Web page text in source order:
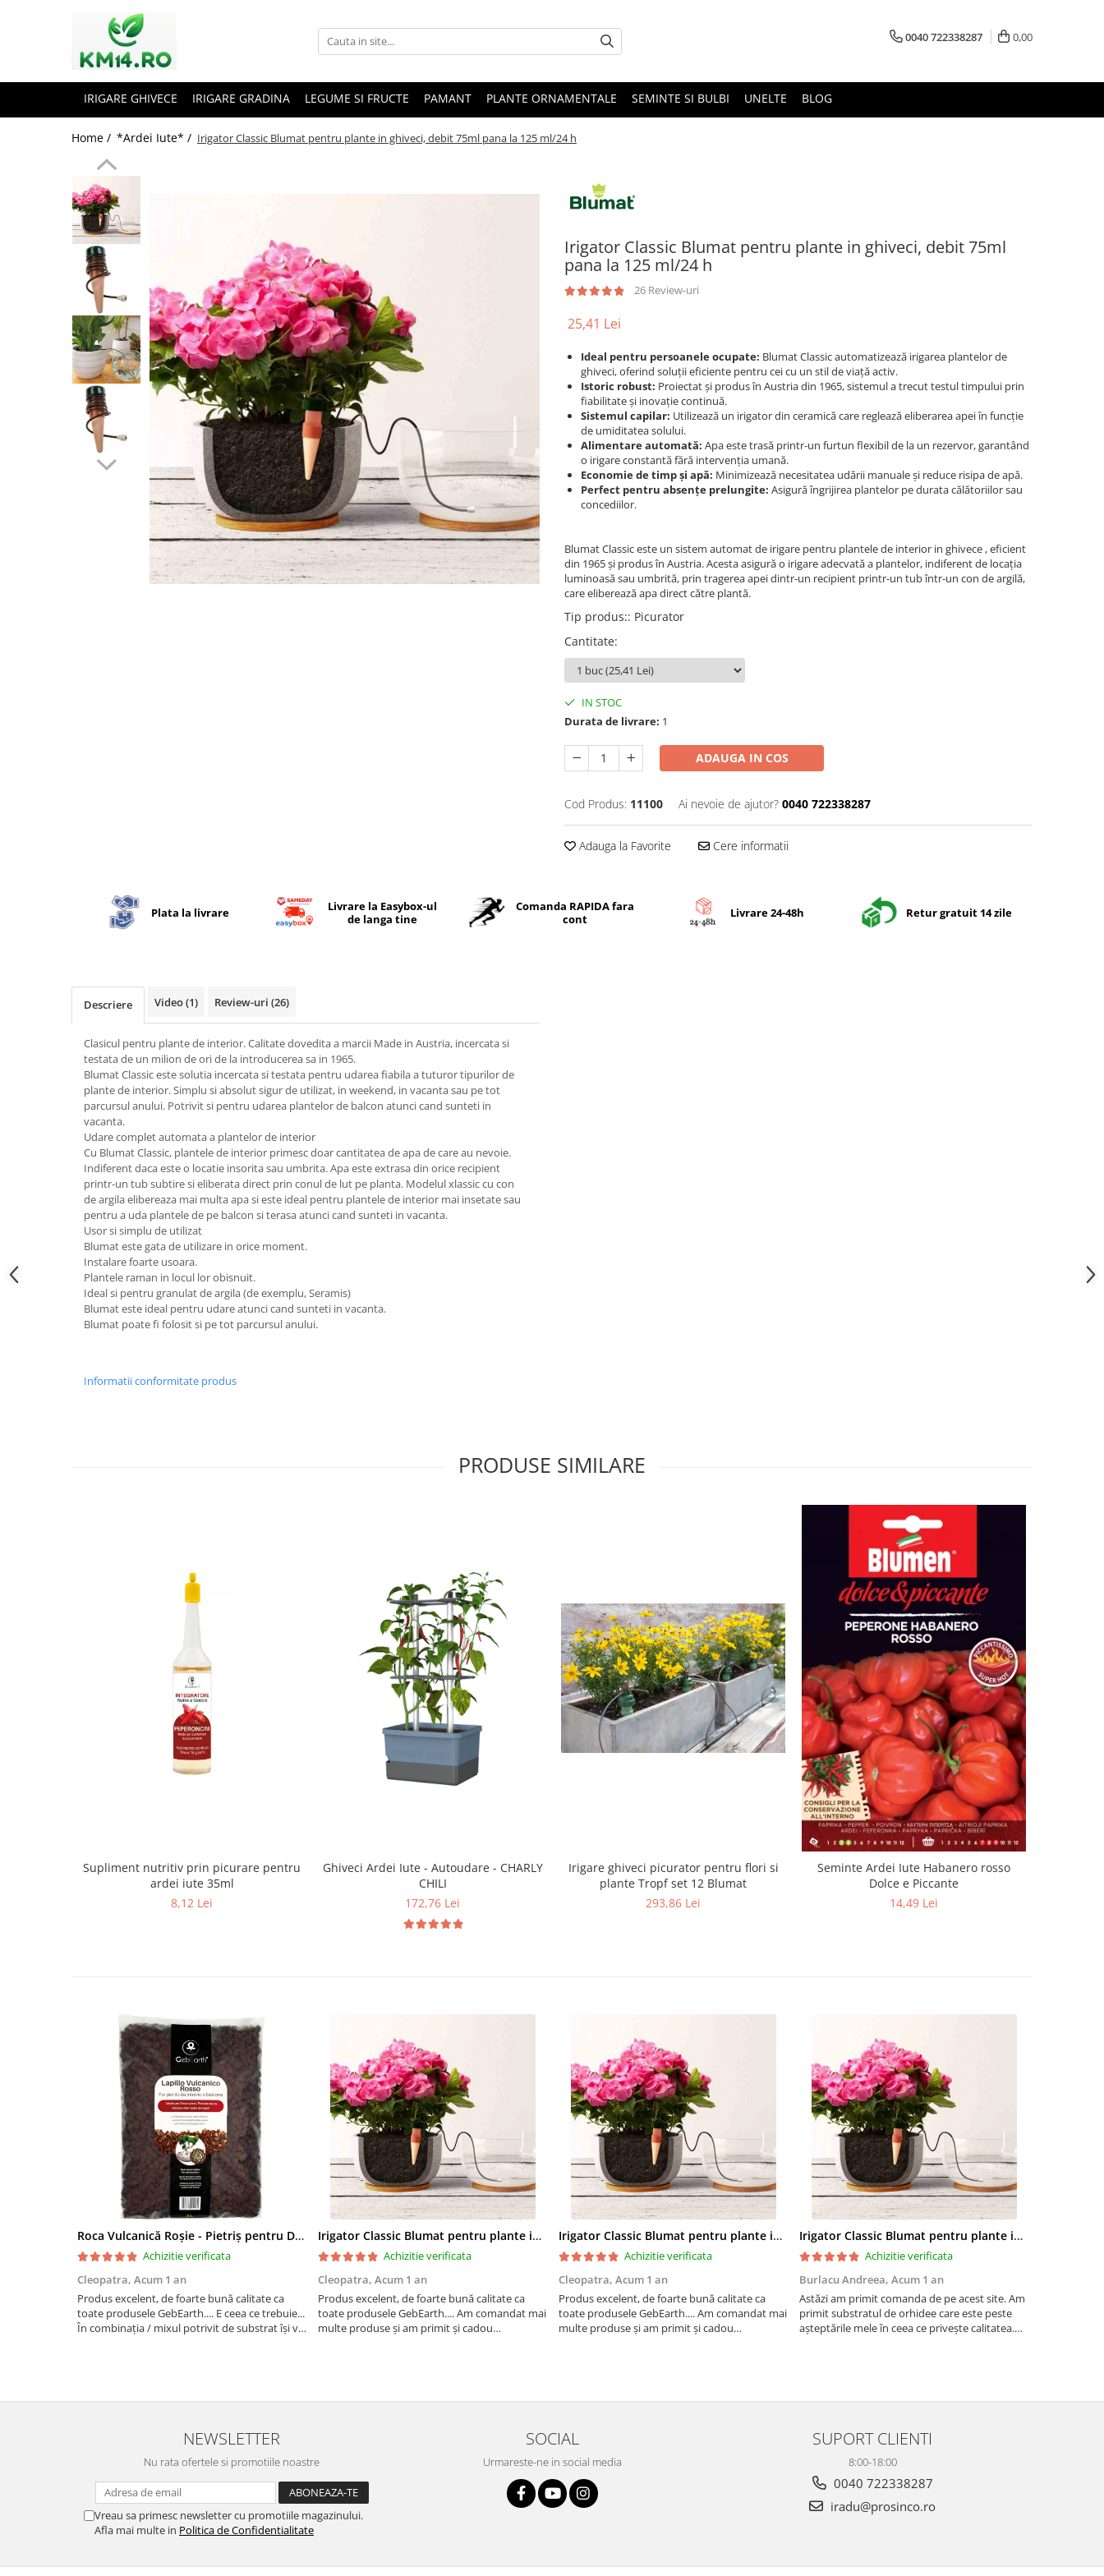
0040 722338287 0,00
IRIGARE GHIVECE IRIGARE GRADINA LEGUME SI FRUCTE PAMANT PLANTE ORNAMENTALE SEMINTE SI BULBI UNELTE BLOG
Home / *Ardei Iute* / Irigator Classic Blumat pentru plante in ghiveci, debit 75ml pana la 125 ml/24 h
Irigator Classic Blumat pentru plante in ghiveci, debit 75ml
pana la 125 ml/24 h
26 Review-uri
25,41 Lei
Ideal pentru persoanele ocupate: Blumat Classic automatizează irigarea plantelor de
ghiveci, oferind soluții eficiente pentru cei cu un stil de viață activ.
Istoric robust: Proiectat și produs în Austria din 1965, sistemul a trecut testul timpului prin
fiabilitate și inovație continuă.
Sistemul capilar: Utilizează un irigator din ceramică care reglează eliberarea apei în funcție
de umiditatea solului.
Alimentare automată: Apa este trasă printr-un furtun flexibil de la un rezervor, garantând
o irigare constantă fără intervenția umană.
Economie de timp și apă: Minimizează necesitatea udării manuale și reduce risipa de apă.
Perfect pentru absențe prelungite: Asigură îngrijirea plantelor pe durata călătoriilor sau
concediilor.
Blumat Classic este un sistem automat de irigare pentru plantele de interior in ghivece , eficient
din 1965 și produs în Austria. Acesta asigură o irigare adecvată a plantelor, indiferent de locația
luminoasă sau umbrită, prin tragerea apei dintr-un recipient printr-un tub într-un con de argilă,
care eliberează apa direct către plantă.
Tip produs:: Picurator
Cantitate:
IN STOC
Durata de livrare: 1
ADAUGA IN COS
Cod Produs: 11100 Ai nevoie de ajutor? 0040 722338287
Adauga la Favorite Cere informatii
Plata la livrare
Livrare la Easybox-ul
de langa tine
Comanda RAPIDA fara
cont
Livrare 24-48h Retur gratuit 14 zile
Descriere Video(1) Review-uri (26)
Clasicul pentru plante de interior. Calitate dovedita a marcii Made in Austria, incercata si
testata de un milion de ori de la introducerea sa in 1965.
Blumat Classic este solutia incercata si testata pentru udarea fiabila a tuturor tipurilor de
plante de interior. Simplu si absolut sigur de utilizat, in weekend, in vacanta sau pe tot
parcursul anului. Potrivit si pentru udarea plantelor de balcon atunci cand sunteti in
vacanta.
Udare complet automata a plantelor de interior
Cu Blumat Classic, plantele de interior primesc doar cantitatea de apa de care au nevoie.
Indiferent daca este o locatie insorita sau umbrita. Apa este extrasa din orice recipient
printr-un tub subtire si eliberata direct prin conul de lut pe planta. Modelul xlassic cu con
de argila elibereaza mai multa apa si este ideal pentru plantele de interior mai insetate sau
pentru a uda plantele de pe balcon si terasa atunci cand sunteti in vacanta.
Usor si simplu de utilizat
Blumat este gata de utilizare in orice moment.
Instalare foarte usoara.
Plantele raman in locul lor obisnuit.
Ideal si pentru granulat de argila (de exemplu, Seramis)
Blumat este ideal pentru udare atunci cand sunteti in vacanta.
Blumat poate fi folosit si pe tot parcursul anului.
Informatii conformitate produs
PRODUSE SIMILARE
Supliment nutritiv prin picurare pentru
ardei iute 35ml
8,12 Lei
Ghiveci Ardei Iute - Autoudare - CHARLY
CHILI
172,76 Lei
Irigare ghiveci picurator pentru flori si
plante Tropf set 12 Blumat
293,86 Lei
Seminte Ardei Iute Habanero rosso
Dolce e Piccante
14,49 Lei
Roca Vulcanică Roșie - Pietriș pentru Drenaj, Aerare si Decorativ
Achizitie verificata
Cleopatra, Acum 1 an
Produs excelent, de foarte bună calitate ca
toate produsele GebEarth.... E ceea ce trebuie...
În combinația / mixul potrivit de substrat își va
Irigator Classic Blumat pentru plante in ghiveci, debit 75ml pana la 125 ml/24 h
Achizitie verificata
Cleopatra, Acum 1 an
Produs excelent, de foarte bună calitate ca
toate produsele GebEarth.... Am comandat mai
multe produse și am primit și cadou
Irigator Classic Blumat pentru plante in ghiveci, debit 75ml pana la 125 ml/24 h
Achizitie verificata
Cleopatra, Acum 1 an
Produs excelent, de foarte bună calitate ca
toate produsele GebEarth.... Am comandat mai
multe produse și am primit și cadou
Irigator Classic Blumat pentru plante in ghiveci, debit 75ml pana la 125 ml/24 h
Achizitie verificata
Burlacu Andreea, Acum 1 an
Astăzi am primit comanda de pe acest site. Am
primit substratul de orhidee care este peste
așteptările mele în ceea ce privește calitatea.
NEWSLETTER
Nu rata ofertele si promotiile noastre
Vreau sa primesc newsletter cu promotiile magazinului.
Afla mai multe in Politica de Confidentialitate
SOCIAL
Urmareste-ne in social media
SUPORT CLIENTI
8:00-18:00
0040 722338287
iradu@prosinco.ro